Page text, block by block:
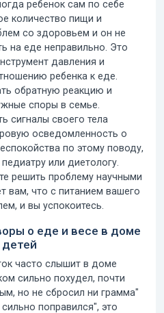
ребенок сам по себе
количество пищи и
со здоровьем и он не
на еде неправильно. Это
давления и
ребенка к еде.
обратную реакцию и
споры в семье.
сигналы своего тела
осведомленность о
по этому поводу,
или диетологу.
решить проблему научными
вам, что с питанием вашего
и вы успокоитесь.
о еде и весе в доме
часто слышит в доме
сильно похудел, почти
но не сбросил ни грамма"
поправился", это